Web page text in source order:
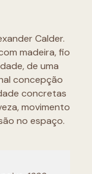
Calder.
madeira, fio
de uma
concepção
concretas
movimento
no espaço.